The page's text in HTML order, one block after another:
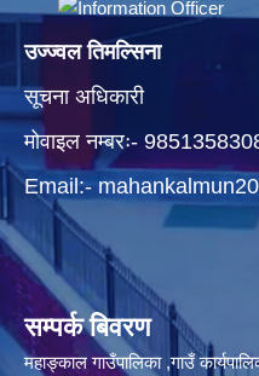
उज्ज्वल तिमल्सिना
सूचना अधिकारी
मोवाइल नम्बरः-
Email:-
सम्पर्क बिवरण
महाङ्काल गाउँपालिका ,गाउँ